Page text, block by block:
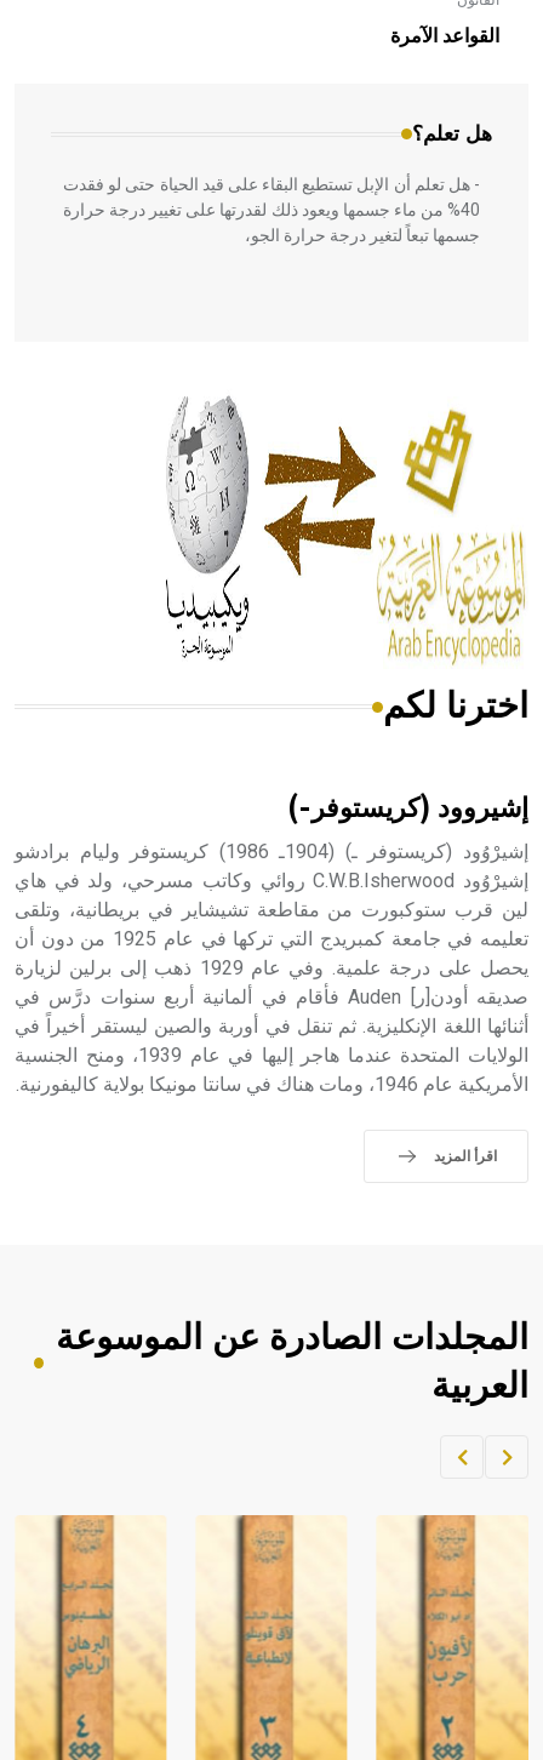
القواعد الآمرة
هل تعلم؟
بالعمارة الإسلامية في بلاد الشام ومصر خاصة، حيث يحرص
المعمار على بناء مداميكه وخاصة في الواجهات
- هل تعلم أن الإبل تستطيع البقاء على قيد الحياة حتى لو فقدت
40% من ماء جسمها ويعود ذلك لقدرتها على تغيير درجة حرارة
جسمها تبعاً لتغير درجة حرارة الجو،
الحكم، الأدلة، تنظيم التغذية، ورسالته في جروح الرأس. ويعود
له الفضل بأنه حرر الطب من الدين والفلسفة.
- هل تعلم أن المرجان إفراز حيواني يتكون في البحر ويتركب
من مادة كربونات الكلسيوم، وهو أحمر أو شديد الحمرة وهو
أجود أنواعه، ويمتاز بكبر الحجم ويسمى الش
هل تعلم أن الأبسيد كلمة فرنسية اللفظ تم اعتمادها مصطلحاً
- هل تعلم أن أبجر Abgar اسم معروف جيداً يعود إلى عدد من
الملوك الذين حكموا مدينة إديسا (الرها) من أبجر الأول وحتى
التاسع، وهم ينتسبون إلى أسرة أوسروين
- هل تعلم أن الأبجدية الكنعانية تتألف من /22/ علامة كتابية
حيث تقتصر القيمة الصوتية للعلامة الك
اخترنا لكم
إشيروود (كريستوفر-)
إشيرْوُود (كريستوفر ـ) (1904ـ 1986) كريستوفر وليام برادشو
إشيرْوُود C.W.B.Isherwood روائي وكاتب مسرحي، ولد في هاي
لين قرب ستوكبورت من مقاطعة تشيشاير في بريطانية، وتلقى
تعليمه في جامعة كمبريدج التي تركها في عام 1925 من دون أن
يحصل على درجة علمية. وفي عام 1929 ذهب إلى برلين لزيارة
صديقه أودن[ر] Auden فأقام في ألمانية أربع سنوات درَّس في
أثنائها اللغة الإنكليزية. ثم تنقل في أوربة والصين ليستقر أخيراً في
الولايات المتحدة عندما هاجر إليها في عام 1939، ومنح الجنسية
الأمريكية عام 1946، ومات هناك في سانتا مونيكا بولاية كاليفورنية.
اقرأ المزيد
المجلدات الصادرة عن الموسوعة
العربية